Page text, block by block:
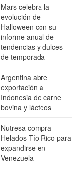
Mars celebra la
evolución de
Halloween con su
informe anual de
tendencias y dulces
de temporada
Argentina abre
exportación a
Indonesia de carne
bovina y lácteos
Nutresa compra
Helados Tío Rico para
expandirse en
Venezuela